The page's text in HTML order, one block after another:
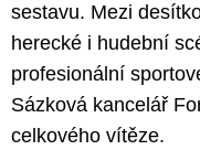
sestavu. Mezi
herecké i hudební
profesionální
Sázková kancelář
celkového vítěze.